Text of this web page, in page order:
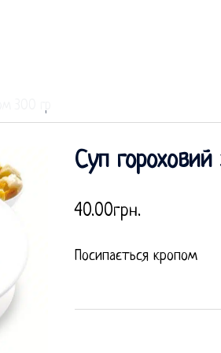
Суп
40.00грн.
Посипається кропом